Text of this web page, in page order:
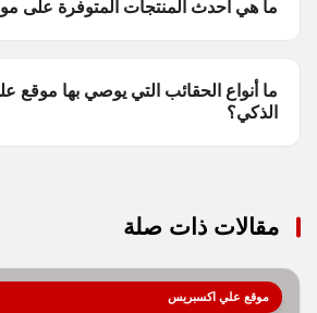
ما هي أحدث المنتجات المتوفرة على
ما أنواع الحقائب التي يوصي بها موقع
الذكي؟
مقالات ذات صلة
موقع علي اكسبريس